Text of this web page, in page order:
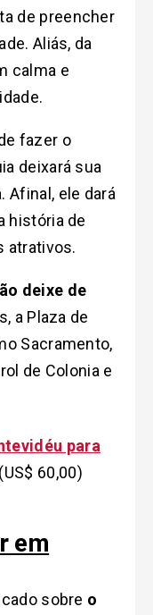
de preencher
Aliás, da
calma e
fazer o
deixará sua
Afinal, ele dará
história de
atrativos.
deixe de
a Plaza de
Sacramento,
de Colonia e
para
(US$ 60,00)
em
sobre o